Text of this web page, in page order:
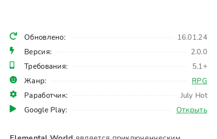
Обновлено:
16.01.24
Версия:
2.0.0
Требования:
5.1+
Жанр:
RPG
Раработчик:
July Hot
Google Play:
Открыть